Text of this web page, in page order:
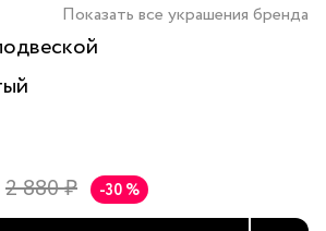
Показать все украшения бренда
2 880 ₽ -30 %